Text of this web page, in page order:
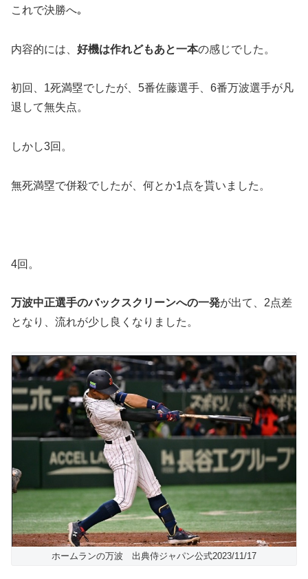
これで決勝へ｡
内容的には、 好機は作れどもあと一本の感じでした。
初回、1死満塁でしたが、5番佐藤選手、6番万波選手が凡
退して無失点。
しかし3回。
無死満塁で併殺でしたが、何とか1点を貰いました。
4回。
万波中正選手のバックスクリーンへの一発が出て、2点差
となり、流れが少し良くなりました。
ホームランの万波 出典侍ジャパン公式2023/11/17